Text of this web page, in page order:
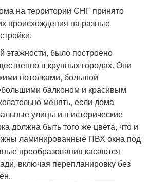
на территории СНГ принято
происхождения на разные
этажности, было построено
в крупных городах. Они
потолками, большой
балконом и красивым
менять, если дома
улицы и в исторические
должна быть того же цвета, что и
ламинированные ПВХ окна под
преобразования касаются
включая перепланировку без